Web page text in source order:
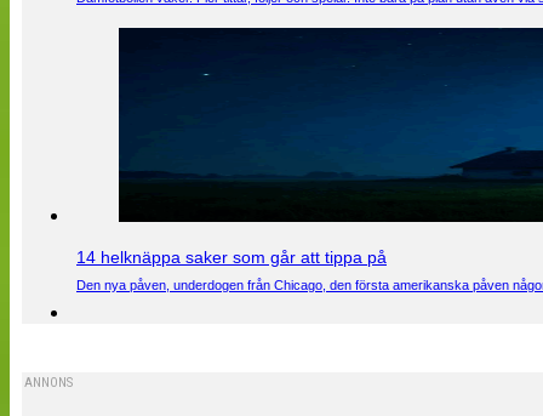
14 helknäppa saker som går att tippa på
Den nya påven, underdogen från Chicago, den första amerikanska påven
ANNONS